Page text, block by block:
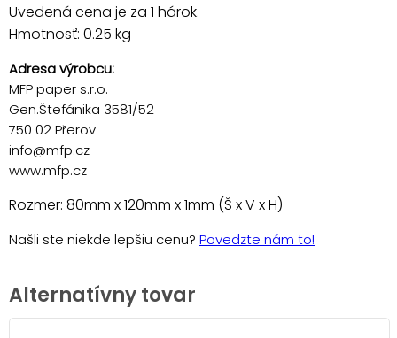
Uvedená cena je za 1 hárok.
Hmotnosť: 0.25 kg
Adresa výrobcu:
MFP paper s.r.o.
Gen.Štefánika 3581/52
750 02 Přerov
info@mfp.cz
www.mfp.cz
Rozmer: 80mm x 120mm x 1mm (Š x V x H)
Našli ste niekde lepšiu cenu? Povedzte nám to!
Alternatívny tovar